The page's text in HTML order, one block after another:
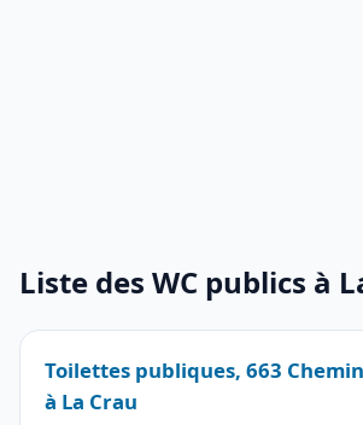
Liste des WC publics à
Toilettes publiques, 663
à La Crau